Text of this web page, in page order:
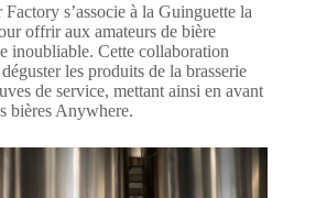
s’associe à la Guinguette la
offrir aux amateurs de bière
inoubliable. Cette collaboration
les produits de la brasserie
de service, mettant ainsi en avant
bières Anywhere.